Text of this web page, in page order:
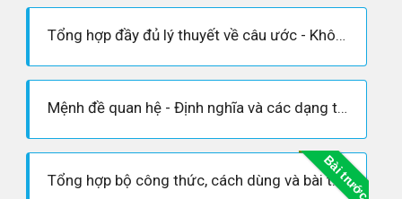
Tổng hợp đầy đủ lý thuyết về câu ước - Không nên bỏ qua
Mệnh đề quan hệ - Định nghĩa và các dạng thường gặp trong đề kiểm tra
Bài trước
Tổng hợp bộ công thức, cách dùng và bài tập áp dụng thì hiện tại đơn